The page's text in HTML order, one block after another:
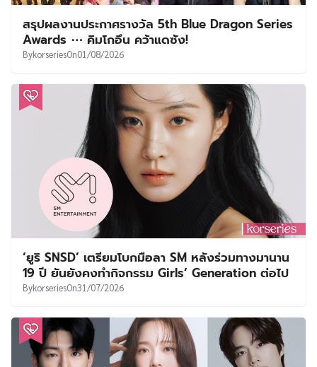
สรุปผลงานประกาศรางวัล 5th Blue Dragon Series
Awards ⋯ คิมโกอึน คว้าแดซัง!
BykorseriesOn01/08/2026
‘ยูริ SNSD’ เตรียมโบกมือลา SM หลังร่วมทางมานาน
19 ปี ยันยังคงทำกิจกรรม Girls’ Generation ต่อไป
BykorseriesOn31/07/2026